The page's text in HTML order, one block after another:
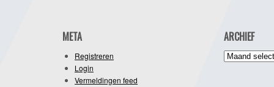
META
Registreren
Login
Vermeldingen feed
ARCHIEF
Archief